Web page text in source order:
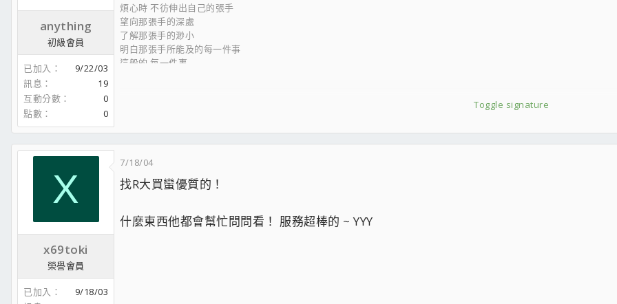
anything
初級會員
已加入
9/22/03
訊息
19
互動分數
0
點數
0
Toggle signature
煩心時 不彷伸出自己的張手
望向那張手的深處
了解那張手的渺小
明白那張手所能及的每一件事
這般的 每一件事
X
x69toki
榮譽會員
已加入
9/18/03
7/18/04
找R大買蠻優質的！
什麼東西他都會幫忙問問看！ 服務超棒的 ~ YYY